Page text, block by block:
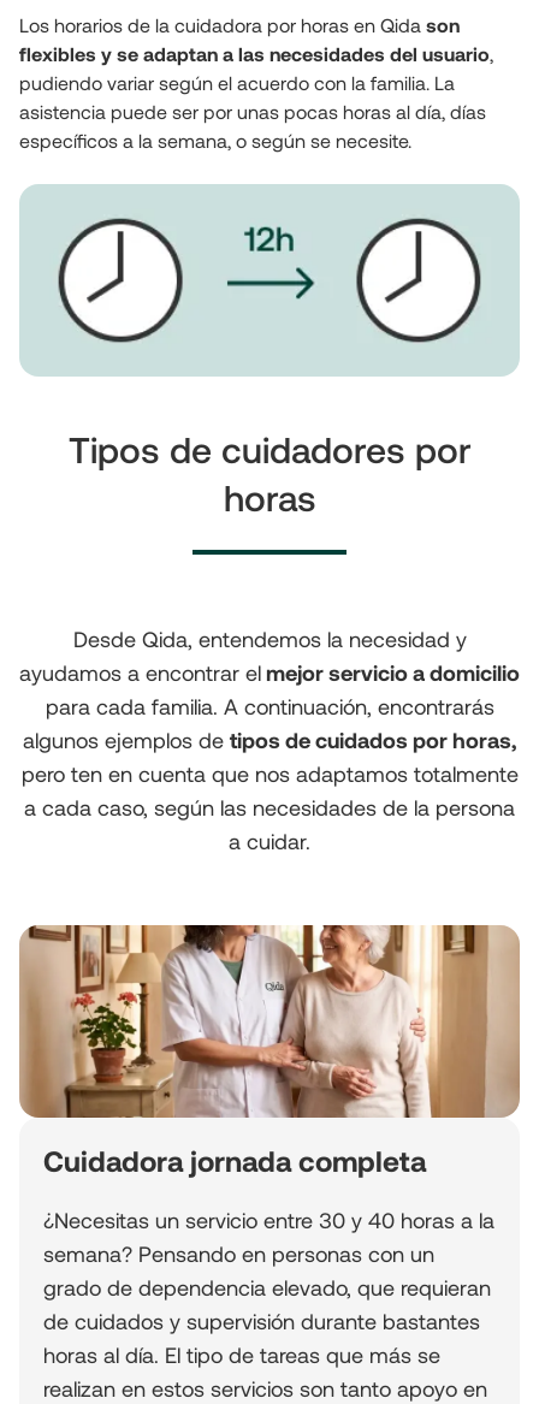
Los horarios de la cuidadora por horas en Qida son
flexibles y se adaptan a las necesidades del usuario,
pudiendo variar según el acuerdo con la familia. La
asistencia puede ser por unas pocas horas al día, días
específicos a la semana, o según se necesite.
Tipos de cuidadores por
horas
Desde Qida, entendemos la necesidad y
ayudamos a encontrar elmejor servicio a domicilio
para cada familia. A continuación, encontrarás
algunos ejemplos de tipos de cuidados por horas,
pero ten en cuenta que nos adaptamos totalmente
a cada caso, según las necesidades de la persona
a cuidar.
Cuidadora jornada completa
¿Necesitas un servicio entre 30 y 40 horas a la
semana? Pensando en personas con un
grado de dependencia elevado, que requieran
de cuidados y supervisión durante bastantes
horas al día. El tipo de tareas que más se
realizan en estos servicios son tanto apoyo en